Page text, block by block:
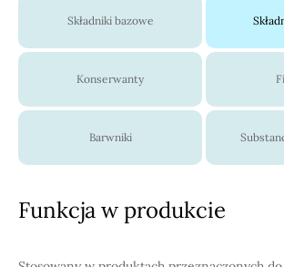
Składniki bazowe
Konserwanty
Barwniki
Funkcja w produkcie